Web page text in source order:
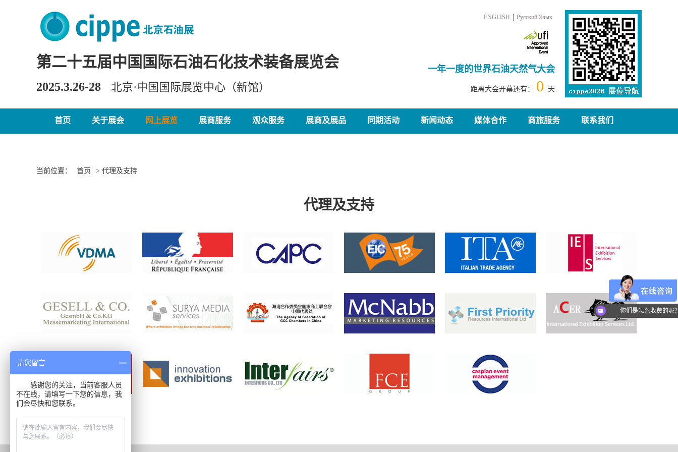
第二十五届中国国际石油石化技术装备展览会
2025.3.26-28 北京·中国国际展览中心（新馆）
ENGLISH Русский Язык
一年一度的世界石油天然气大会
距离大会开幕还有： 0 天
首页 关于展会 网上展览 展商服务 观众服务 展商及展品 同期活动 新闻动态 媒体合作 商旅服务 联系我们
当前位置： 首页 > 代理及支持
代理及支持
你们是怎么收费的呢
请您留言
感谢您的关注，当前客服人员
不在线，请填写一下您的信息，我
们会尽快和您联系。